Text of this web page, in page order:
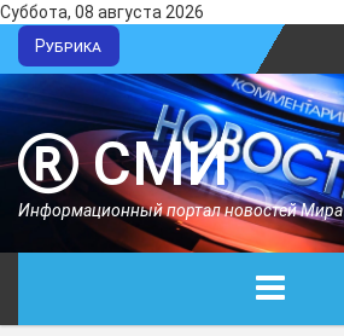
Суббота, 08 августа 2026
Рубрика
СМИ
Информационный портал новостей Мира